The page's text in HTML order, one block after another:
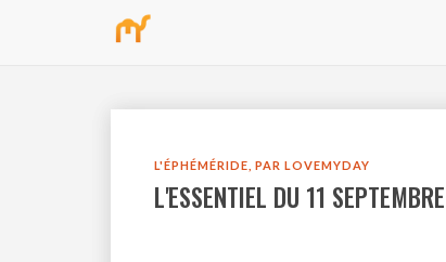
L'ÉPHÉMÉRIDE, PAR LOVEMYDAY
L'ESSENTIEL DU 11